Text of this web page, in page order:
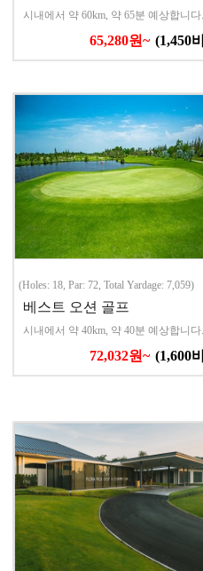
시내에서 약 60km, 약 65분 예상합니다.
65,280원~ (1,450
(Holes: 18, Par: 72, Total Yardage: 7,059)
베스트 오션 골프
시내에서 약 40km, 약 40분 예상합니다.
72,032원~ (1,600